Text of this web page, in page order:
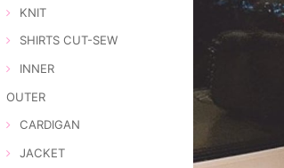
KNIT
SHIRTS CUT-SEW
INNER
OUTER
CARDIGAN
JACKET